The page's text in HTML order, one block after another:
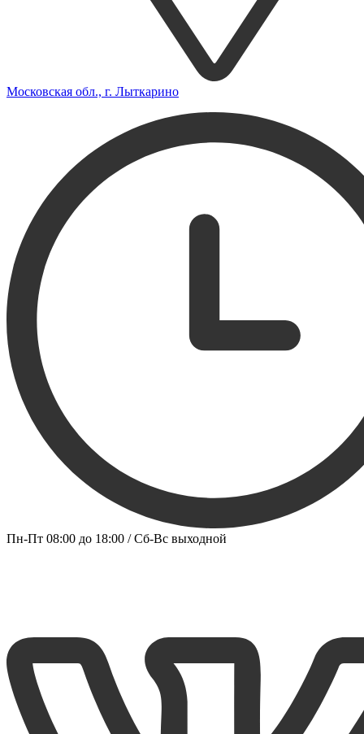
Московская обл., г. Лыткарино
Пн-Пт 08:00 до 18:00 / Сб-Вс выходной